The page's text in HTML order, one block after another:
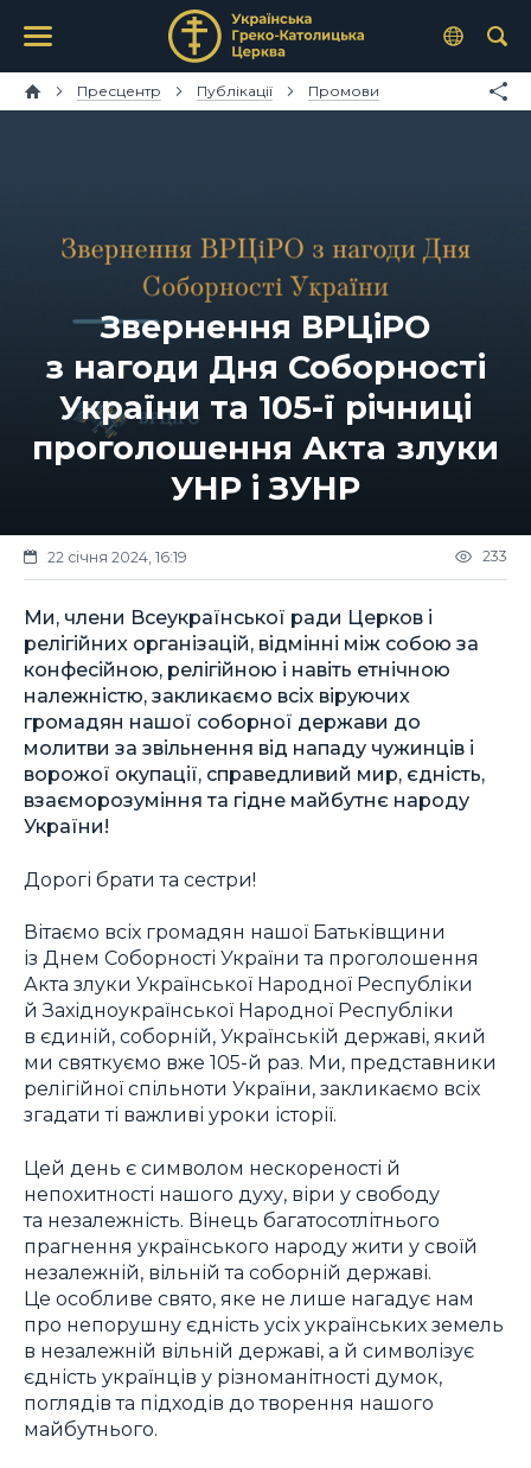
Пресцентр Публікації Промови
Звернення ВРЦіРО
з нагоди Дня Соборності
України та 105-ї річниці
проголошення Акта злуки
УНР і ЗУНР
22 січня 2024, 16:19 233
Ми, члени Всеукраїнської ради Церков і
релігійних організацій, відмінні між собою за
конфесійною, релігійною і навіть етнічною
належністю, закликаємо всіх віруючих
громадян нашої соборної держави до
молитви за звільнення від нападу чужинців і
ворожої окупації, справедливий мир, єдність,
взаєморозуміння та гідне майбутнє народу
України!
Дорогі брати та сестри!
Вітаємо всіх громадян нашої Батьківщини
із Днем Соборності України та проголошення
Акта злуки Української Народної Республіки
й Західноукраїнської Народної Республіки
в єдиній, соборній, Українській державі, який
ми святкуємо вже 105-й раз. Ми, представники
релігійної спільноти України, закликаємо всіх
згадати ті важливі уроки історії.
Цей день є символом нескореності й
непохитності нашого духу, віри у свободу
та незалежність. Вінець багатосотлітнього
прагнення українського народу жити у своїй
незалежній, вільній та соборній державі.
Це особливе свято, яке не лише нагадує нам
про непорушну єдність усіх українських земель
в незалежній вільній державі, а й символізує
єдність українців у різноманітності думок,
поглядів та підходів до творення нашого
майбутнього.